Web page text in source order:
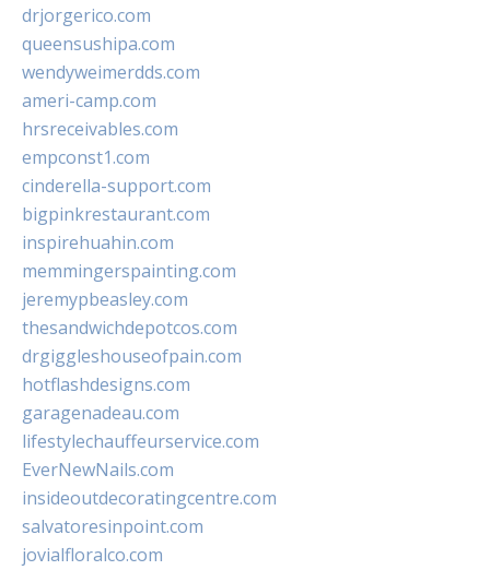
drjorgerico.com
queensushipa.com
wendyweimerdds.com
ameri-camp.com
hrsreceivables.com
empconst1.com
cinderella-support.com
bigpinkrestaurant.com
inspirehuahin.com
memmingerspainting.com
jeremypbeasley.com
thesandwichdepotcos.com
drgiggleshouseofpain.com
hotflashdesigns.com
garagenadeau.com
lifestylechauffeurservice.com
EverNewNails.com
insideoutdecoratingcentre.com
salvatoresinpoint.com
jovialfloralco.com